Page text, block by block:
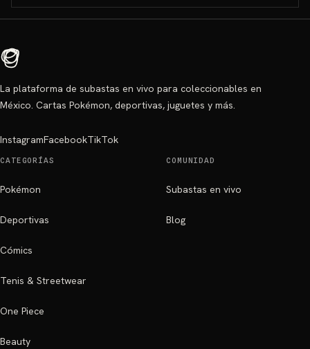
La plataforma de subastas en vivo para coleccionables en
México. Cartas Pokémon, deportivas, juguetes y más.
InstagramFacebookTikTok
CATEGORÍAS
Pokémon
Deportivas
Cómics
Tenis & Streetwear
One Piece
Beauty
COMUNIDAD
Subastas en vivo
Blog